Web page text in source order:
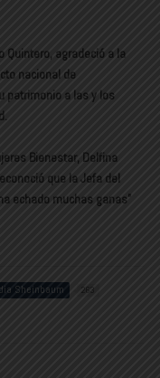
Quintero, agradeció a la
nacional de
patrimonio a las y los
Bienestar, Delfina
que la Jefa del
echado muchas ganas”
Sheinbaum 263